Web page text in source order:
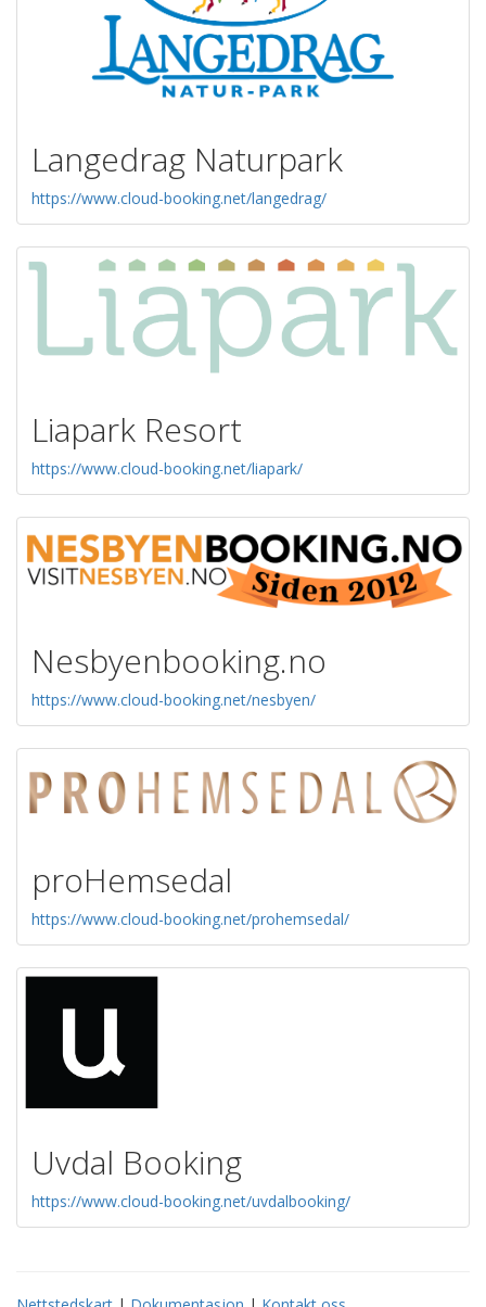
Langedrag Naturpark
https://www.cloud-booking.net/langedrag/
Liapark Resort
https://www.cloud-booking.net/liapark/
Nesbyenbooking.no
https://www.cloud-booking.net/nesbyen/
proHemsedal
https://www.cloud-booking.net/prohemsedal/
Uvdal Booking
https://www.cloud-booking.net/uvdalbooking/